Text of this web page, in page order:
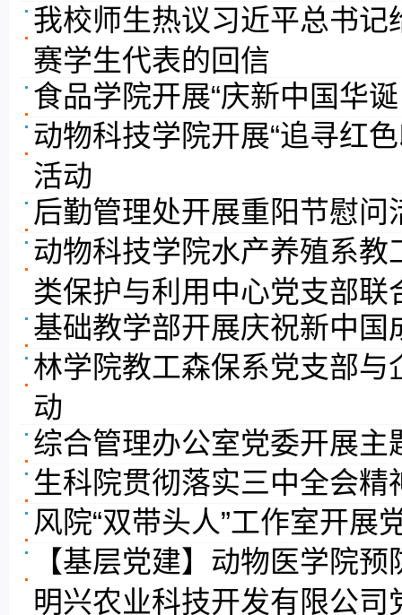
我校师生热议习近平总书
赛学生代表的回信
食品学院开展“庆新中国华
动物科技学院开展“追寻红
活动
后勤管理处开展重阳节慰问
动物科技学院水产养殖系
类保护与利用中心党支部联
基础教学部开展庆祝新中
林学院教工森保系党支部
动
综合管理办公室党委开展主
生科院贯彻落实三中全会精
风院“双带头人”工作室开展
【基层党建】动物医学院
明兴农业科技开发有限公